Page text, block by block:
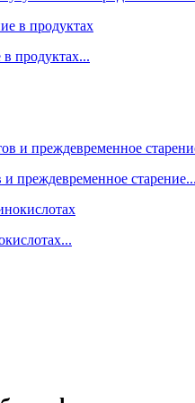
продуктах...
преждевременное